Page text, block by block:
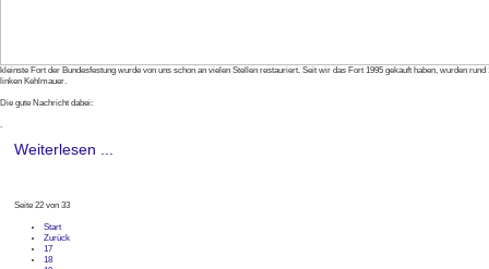
kleinste Fort der Bundesfestung wurde von uns schon an vielen Stellen restauriert. Seit wir das Fort 1995 gekauft haben, wurden
linken Kehlmauer.
Die gute Nachricht dabei:
.
Weiterlesen ...
Seite 22 von 33
Start
Zurück
17
18